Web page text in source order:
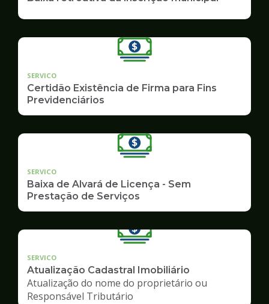
SERVICO
Certidão Existência de Firma para Fins
Previdenciários
SERVICO
Baixa de Alvará de Licença - Sem
Prestação de Serviços
SERVICO
Atualização Cadastral Imobiliário
Atualização do nome do proprietário ou
Responsável Tributário